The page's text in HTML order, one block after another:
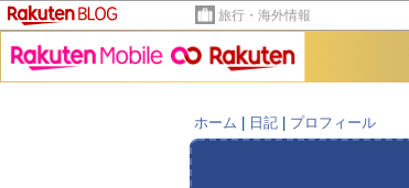
旅行・海外情報
ホーム
日記 プロフィール